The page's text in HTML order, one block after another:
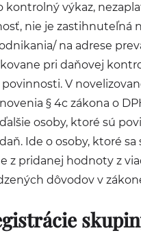
kontrolný výkaz,
nie je zastihnuteľná
na adrese
pri daňovej
V
§ 4c zákona o
osoby, ktoré sú
Ide o osoby, ktoré sa
z pridanej hodnoty z
dôvodov v